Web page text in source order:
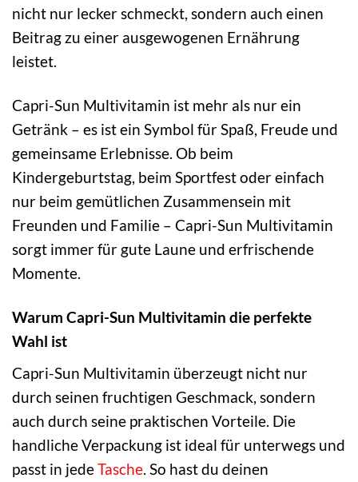
nicht nur lecker schmeckt, sondern auch einen
Beitrag zu einer ausgewogenen Ernährung
leistet.
Capri-Sun Multivitamin ist mehr als nur ein
Getränk – es ist ein Symbol für Spaß, Freude und
gemeinsame Erlebnisse. Ob beim
Kindergeburtstag, beim Sportfest oder einfach
nur beim gemütlichen Zusammensein mit
Freunden und Familie – Capri-Sun Multivitamin
sorgt immer für gute Laune und erfrischende
Momente.
Warum Capri-Sun Multivitamin die perfekte
Wahl ist
Capri-Sun Multivitamin überzeugt nicht nur
durch seinen fruchtigen Geschmack, sondern
auch durch seine praktischen Vorteile. Die
handliche Verpackung ist ideal für unterwegs und
passt in jedeTasche. So hast du deinen